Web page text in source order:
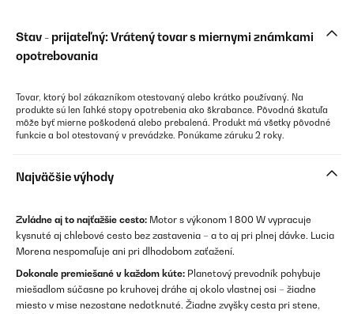
Stav - prijateľný: Vrátený tovar s miernymi známkami
opotrebovania
Tovar, ktorý bol zákazníkom otestovaný alebo krátko používaný. Na
produkte sú len ľahké stopy opotrebenia ako škrabance. Pôvodná škatuľa
môže byť mierne poškodená alebo prebalená. Produkt má všetky pôvodné
funkcie a bol otestovaný v prevádzke. Ponúkame záruku 2 roky.
Najväčšie výhody
Zvládne aj to najťažšie cesto: Motor s výkonom 1 800 W vypracuje
kysnuté aj chlebové cesto bez zastavenia – a to aj pri plnej dávke. Lucia
Morena nespomaľuje ani pri dlhodobom zaťažení.
Dokonale premiešané v každom kúte: Planetový prevodník pohybuje
miešadlom súčasne po kruhovej dráhe aj okolo vlastnej osi – žiadne
miesto v mise nezostane nedotknuté. Žiadne zvyšky cesta pri stene,